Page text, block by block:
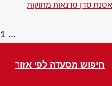
אסנת סדן סדנאות מתוקות
1
חיפוש מסעדה לפי אזור